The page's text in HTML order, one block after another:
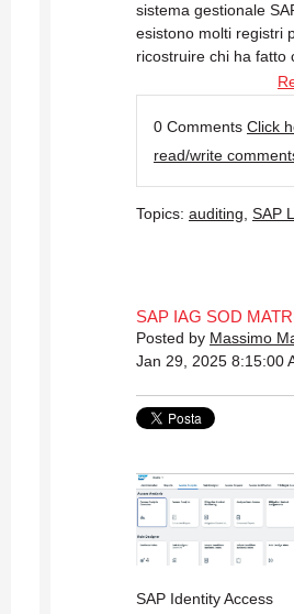
sistema gestionale
esistono molti registri
ricostruire chi ha fatto
0 Comments Click
read/write
Topics: auditing SAP
SAP IAG SOD
Posted by Massimo
Jan 29, 2025 8:15:00
SAP Identity Access